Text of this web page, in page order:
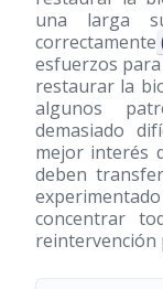
una larga
correctamente
esfuerzos
restaurar la
algunos
demasiado
mejor interés
deben
concentrar
reintervención